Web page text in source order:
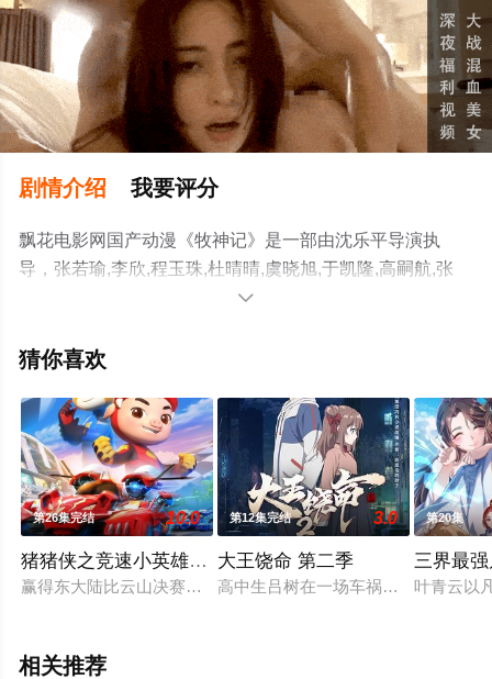
剧情介绍 我要评分
飘花电影网国产动漫《牧神记》是一部由沈乐平导演执
导，张若瑜,李欣,程玉珠,杜晴晴,虞晓旭,于凯隆,高嗣航,张
恒,王宇航,刘宇轩,唐昊等演员精彩演绎的中国大陆动漫，大
完整版动漫全集就上飘花影院，更多相关信息可移步至豆

猜你喜欢
第26集完结 10.0
猪猪侠之竞速小英雄 第七季
赢得东大陆比云山决赛冠军后，超星车队来到下一个奖杯所在
第12集完结 3.0
大王饶命 第二季
高中生吕树在一场车祸中改变了自己
第20集
三界最
叶青云以
相关推荐